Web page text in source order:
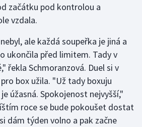
začátku pod kontrolou a
vzdala.
ale každá soupeřka je jiná a
ukončila před limitem. Tady v
řekla Schmoranzová. Duel si v
box užila. "Už tady boxuju
úžasná. Spokojenost nejvyšší,"
roce se bude pokoušet dostat
dám týden volno a pak začne